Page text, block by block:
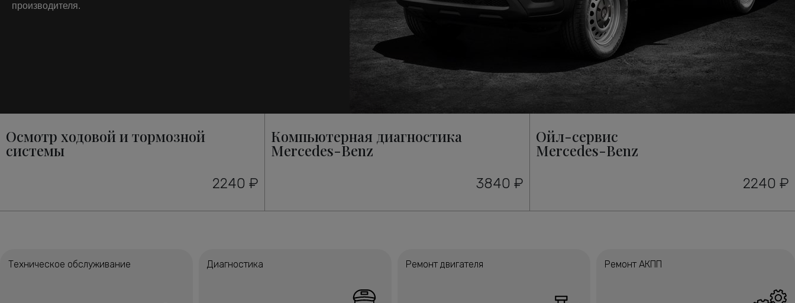
производителя.
Осмотр ходовой и тормозной
системы
2240 ₽
Компьютерная диагностика
Mercedes-Benz
3840 ₽
Ойл-сервис
Mercedes-Benz
2240 ₽
Техническое обслуживание Диагностика Ремонт двигателя Ремонт АКПП